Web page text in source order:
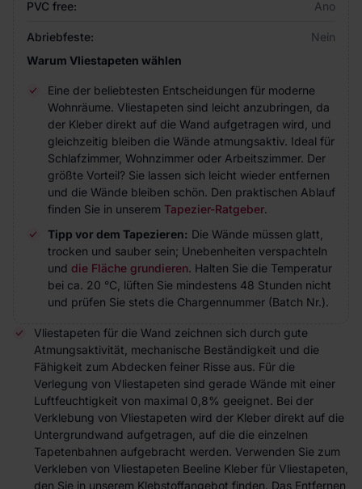
PVC free: Ano
Abriebfeste:
Nein
Warum Vliestapeten wählen
Eine der beliebtesten Entscheidungen für moderne
Wohnräume. Vliestapeten sind leicht anzubringen, da
der Kleber direkt auf die Wand aufgetragen wird, und
gleichzeitig bleiben die Wände atmungsaktiv. Ideal für
Schlafzimmer, Wohnzimmer oder Arbeitszimmer. Der
größte Vorteil? Sie lassen sich leicht wieder entfernen
und die Wände bleiben schön. Den praktischen Ablauf
finden Sie in unserem Tapezier-Ratgeber.
Tipp vor dem Tapezieren: Die Wände müssen glatt,
trocken und sauber sein; Unebenheiten verspachteln
und die Fläche grundieren. Halten Sie die Temperatur
bei ca. 20 °C, lüften Sie mindestens 48 Stunden nicht
und prüfen Sie stets die Chargennummer (Batch Nr.).
Vliestapeten für die Wand zeichnen sich durch gute
Atmungsaktivität, mechanische Beständigkeit und die
Fähigkeit zum Abdecken feiner Risse aus. Für die
Verlegung von Vliestapeten sind gerade Wände mit einer
Luftfeuchtigkeit von maximal 0,8% geeignet. Bei der
Verklebung von Vliestapeten wird der Kleber direkt auf die
Untergrundwand aufgetragen, auf die die einzelnen
Tapetenbahnen aufgebracht werden. Verwenden Sie zum
Verkleben von Vliestapeten Beeline Kleber für Vliestapeten,
den Sie in unserem Klebstoffangebot finden. Das Entfernen